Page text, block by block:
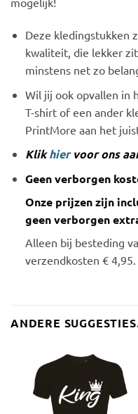
Deze kledingstukken
kwaliteit, die lekker
minstens net zo
Wil jij ook opvallen in
T-shirt of een ander
PrintMore aan het
Klikhiervoor ons
Geen verborgen
Onze prijzen zijn
geen verborgen
Alleen bij besteding
verzendkosten € 4,95.
ANDERE